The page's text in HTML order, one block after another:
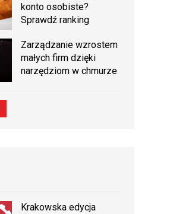
konto osobiste?
Sprawdź ranking
Zarządzanie wzrostem
małych firm dzięki
narzędziom w chmurze
Krakowska edycja